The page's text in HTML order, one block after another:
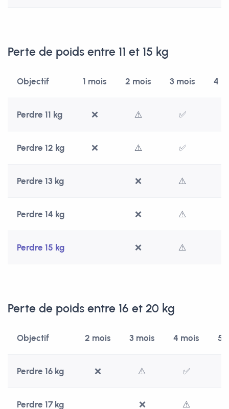
Perte de poids entre 11 et 15 kg
Objectif 1 mois 2 mois 3 mois 4
Perdre 11 kg ❌ ⚠️ ✅
Perdre 12 kg ❌ ⚠️ ✅
Perdre 13 kg ❌ ⚠️
Perdre 14 kg ❌ ⚠️
Perdre 15 kg ❌ ⚠️
Perte de poids entre 16 et 20 kg
Objectif 2 mois 3 mois 4 mois 5
Perdre 16 kg ❌ ⚠️ ✅
Perdre 17 kg ❌ ⚠️